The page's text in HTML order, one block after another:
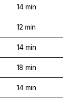
14 min
12 min
14 min
18 min
14 min